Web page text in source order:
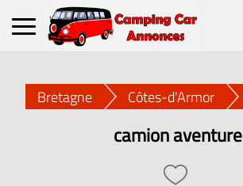
Bretagne Côtes-d'Armor
camion aventure